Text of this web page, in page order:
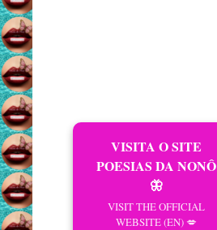
VISITA O SITE
POESIAS DA NONÔ
🦋
VISIT THE OFFICIAL
WEBSITE (EN) 💋